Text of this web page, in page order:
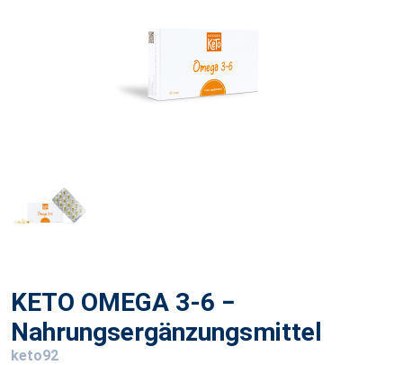
KETO OMEGA 3-6 −
Nahrungsergänzungsmittel
keto92